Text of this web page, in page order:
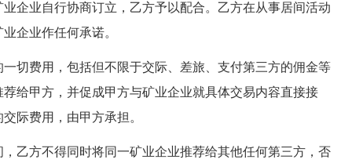
企业自行协商订立，乙方予以配合。乙方在从事居间活动
企业作任何承诺。
切费用，包括但不限于交际、差旅、支付第三方的佣金等
给甲方，并促成甲方与矿业企业就具体交易内容直接接
际费用，由甲方承担。
乙方不得同时将同一矿业企业推荐给其他任何第三方，否